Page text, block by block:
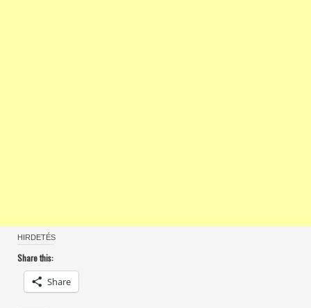
HIRDETÉS
Share this:
Share